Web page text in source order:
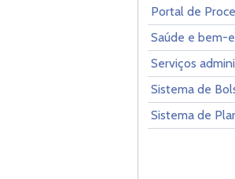
Portal de
Saúde e bem-
Serviços
Sistema de
Sistema de